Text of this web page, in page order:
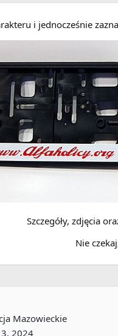
i jednocześnie
Szczegóły, zdjęcia
Nie
Mazowieckie
2024